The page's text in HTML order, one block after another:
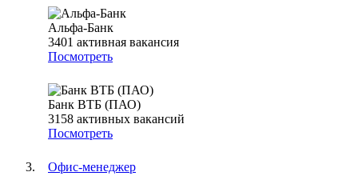
Альфа-Банк
3401 активная вакансия
Посмотреть
Банк ВТБ (ПАО)
3158 активных вакансий
Посмотреть
Офис-менеджер